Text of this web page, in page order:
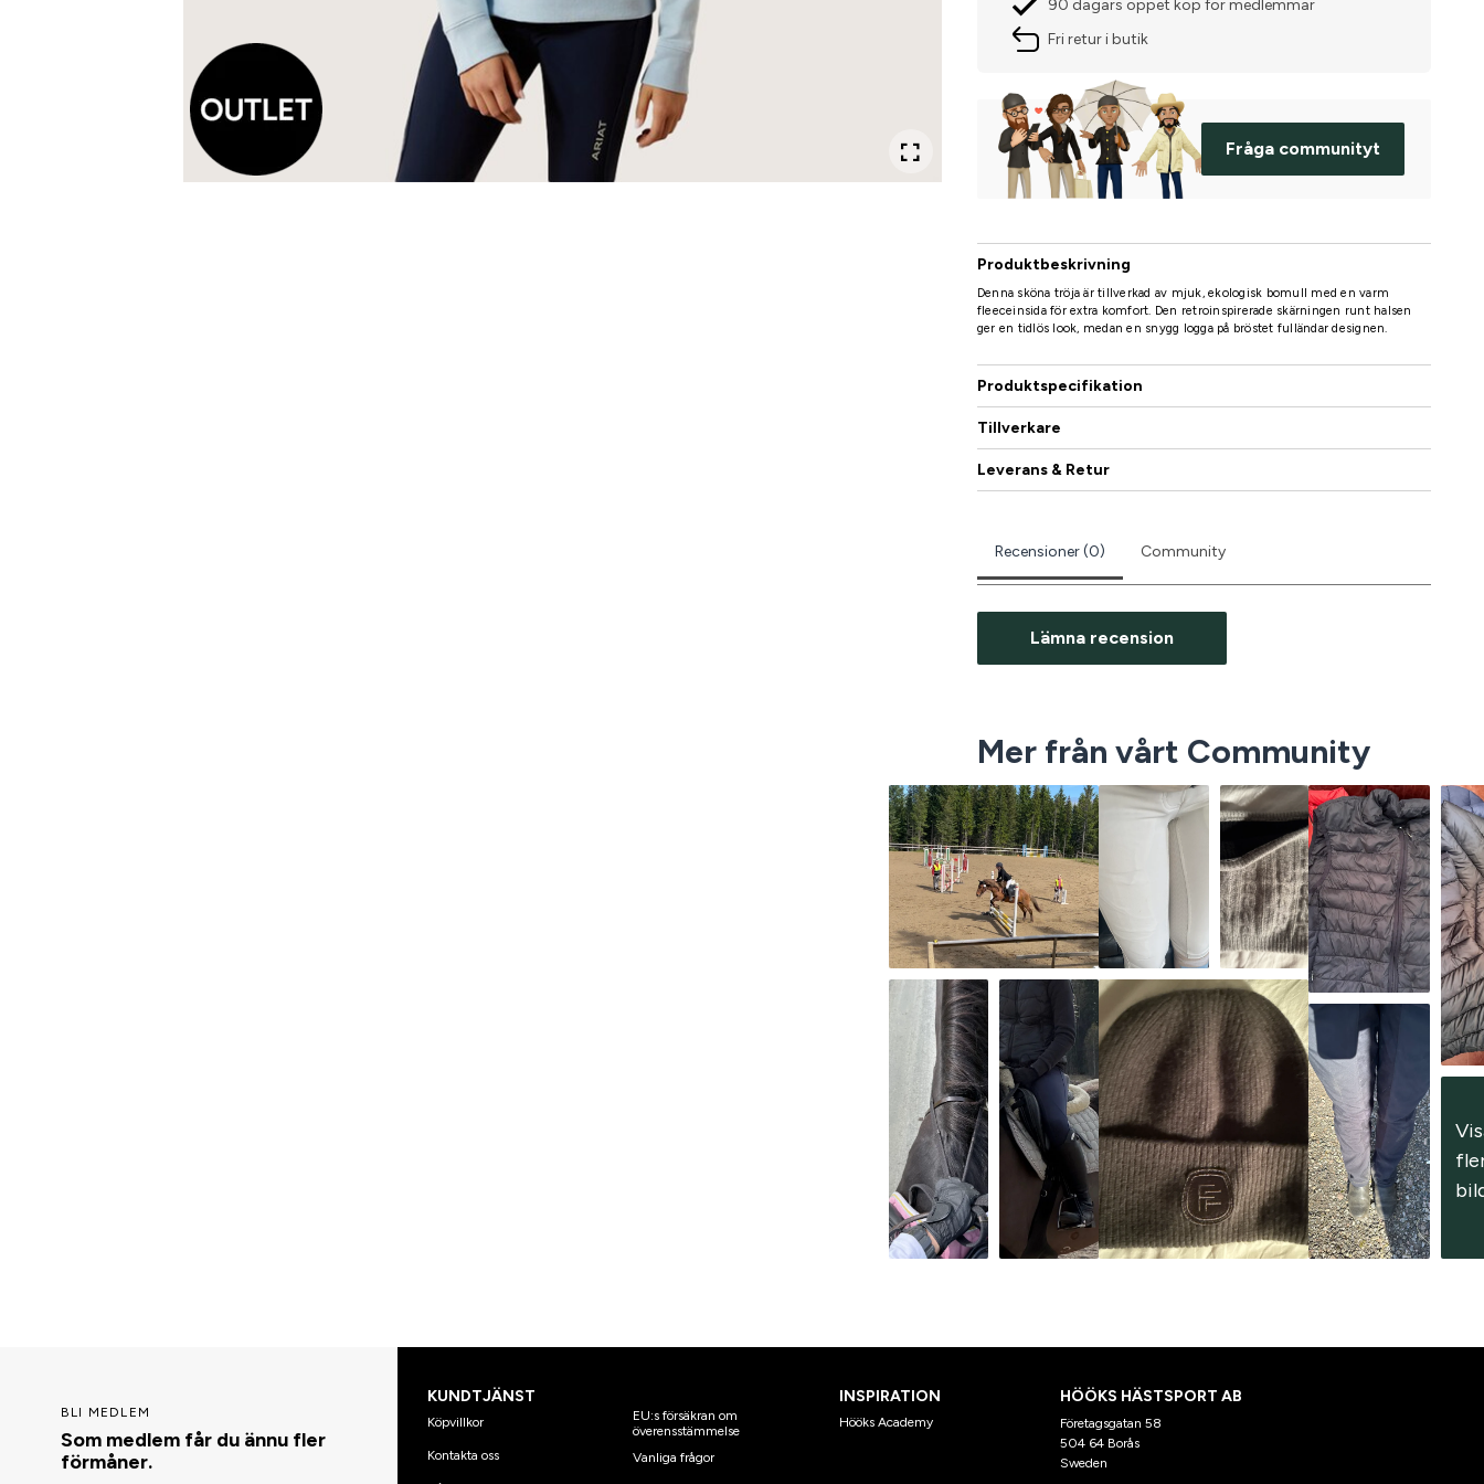
90 dagars öppet köp för medlemmar
Fri retur i butik
Fråga communityt
Produktbeskrivning
Denna sköna tröja är tillverkad av mjuk, ekologisk bomull med en varm
fleeceinsida för extra komfort. Den retroinspirerade skärningen runt halsen
ger en tidlös look, medan en snygg logga på bröstet fulländar designen.
Produktspecifikation
Tillverkare
Leverans & Retur
Recensioner (0) Community
Lämna recension
Mer från vårt Community
BLI MEDLEM
Som medlem får du ännu fler
förmåner.
KUNDTJÄNST
Köpvillkor
Kontakta oss
EU:s försäkran om
överensstämmelse
Vanliga frågor
INSPIRATION
Hööks Academy
HÖÖKS HÄSTSPORT AB
Företagsgatan 58
504 64 Borås
Sweden